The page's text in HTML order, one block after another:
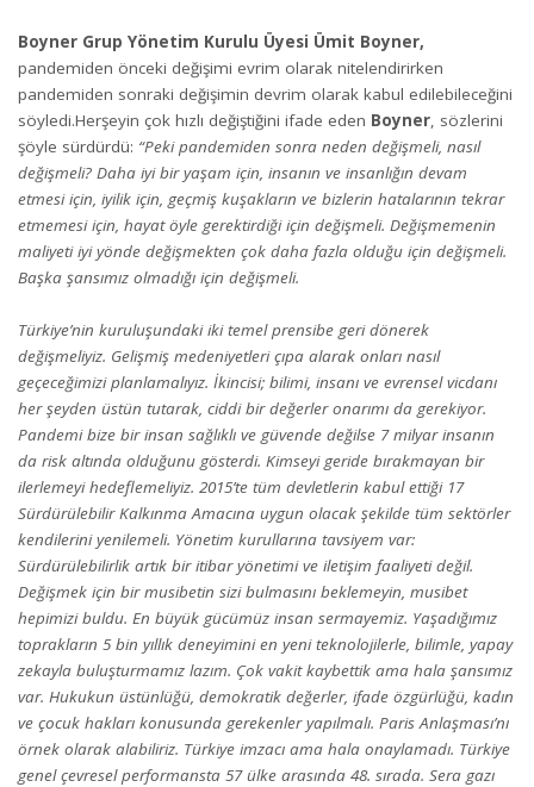
Boyner Grup Yönetim Kurulu Üyesi Ümit Boyner,
pandemiden önceki değişimi evrim olarak nitelendirirken
pandemiden sonraki değişimin devrim olarak kabul edilebileceğini
söyledi.Herşeyin çok hızlı değiştiğini ifade eden Boyner , sözlerini
şöyle sürdürdü: “Peki pandemiden sonra neden değişmeli, nasıl
değişmeli? Daha iyi bir yaşam için, insanın ve insanlığın devam
etmesi için, iyilik için, geçmiş kuşakların ve bizlerin hatalarının tekrar
etmemesi için, hayat öyle gerektirdiği için değişmeli. Değişmemenin
maliyeti iyi yönde değişmekten çok daha fazla olduğu için değişmeli.
Başka şansımız olmadığı için değişmeli.
Türkiye’nin kuruluşundaki iki temel prensibe geri dönerek
değişmeliyiz. Gelişmiş medeniyetleri çıpa alarak onları nasıl
geçeceğimizi planlamalıyız. İkincisi; bilimi, insanı ve evrensel vicdanı
her şeyden üstün tutarak, ciddi bir değerler onarımı da gerekiyor.
Pandemi bize bir insan sağlıklı ve güvende değilse 7 milyar insanın
da risk altında olduğunu gösterdi. Kimseyi geride bırakmayan bir
ilerlemeyi hedeflemeliyiz. 2015’te tüm devletlerin kabul ettiği 17
Sürdürülebilir Kalkınma Amacına uygun olacak şekilde tüm sektörler
kendilerini yenilemeli. Yönetim kurullarına tavsiyem var:
Sürdürülebilirlik artık bir itibar yönetimi ve iletişim faaliyeti değil.
Değişmek için bir musibetin sizi bulmasını beklemeyin, musibet
hepimizi buldu. En büyük gücümüz insan sermayemiz. Yaşadığımız
toprakların 5 bin yıllık deneyimini en yeni teknolojilerle, bilimle, yapay
zekayla buluşturmamız lazım. Çok vakit kaybettik ama hala şansımız
var. Hukukun üstünlüğü, demokratik değerler, ifade özgürlüğü, kadın
ve çocuk hakları konusunda gerekenler yapılmalı. Paris Anlaşması’nı
örnek olarak alabiliriz. Türkiye imzacı ama hala onaylamadı. Türkiye
genel çevresel performansta 57 ülke arasında 48. sırada. Sera gazı